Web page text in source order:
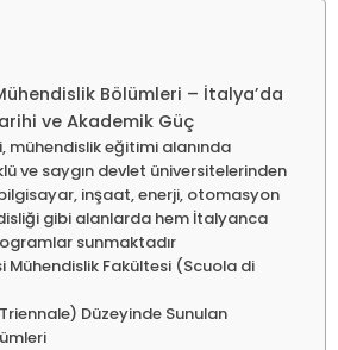
Bölümleri – İtalya’da
ve Akademik Güç
mühendislik eğitimi alanında
ve saygın devlet üniversitelerinden
inşaat, enerji, otomasyon
gibi alanlarda hem İtalyanca
sunmaktadır
Mühendislik Fakültesi (Scuola di
Düzeyinde Sunulan